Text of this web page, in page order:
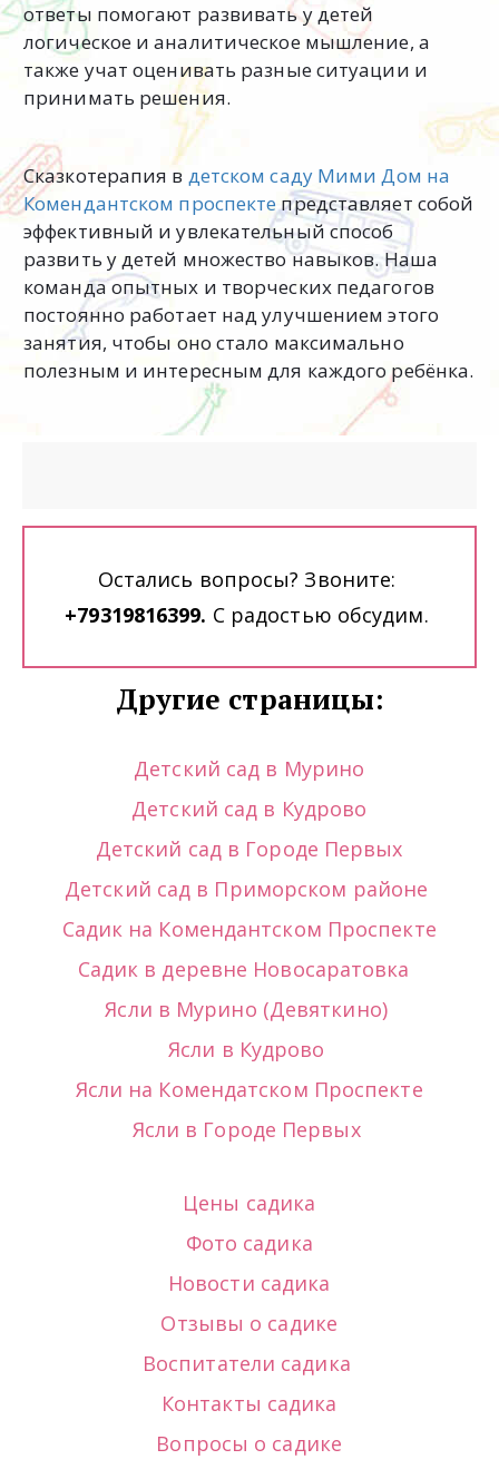
ответы помогают развивать у детей
логическое и аналитическое мышление, а
также учат оценивать разные ситуации и
принимать решения.
Сказкотерапия в детском саду Мими Дом на
Комендантском проспектепредставляет собой
эффективный и увлекательный способ
развить у детей множество навыков. Наша
команда опытных и творческих педагогов
постоянно работает над улучшением этого
занятия, чтобы оно стало максимально
полезным и интересным для каждого ребёнка.
+79319816399. С радостью обсудим.
Другие страницы:
Детский сад в Мурино
Детский сад в Кудрово
Детский сад в Городе Первых
Детский сад в Приморском районе
Садик на Комендантском Проспекте
Садик в деревне Новосаратовка
Ясли в Мурино (Девяткино)
Ясли в Кудрово
Ясли на Комендатском Проспекте
Ясли в Городе Первых
Цены садика
Фото садика
Новости садика
Отзывы о садике
Воспитатели садика
Контакты садика
Вопросы о садике